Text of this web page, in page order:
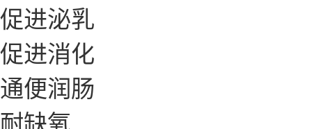
促进泌乳
促进消化
通便润肠
耐缺氧